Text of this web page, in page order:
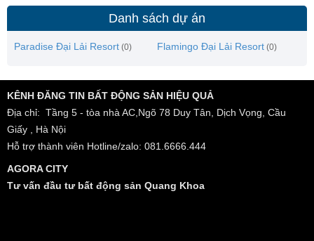
Danh sách dự án
Paradise Đại Lải Resort (0) Flamingo Đại Lải Resort (0)
KÊNH ĐĂNG TIN BẤT ĐỘNG SẢN HIỆU QUẢ
Địa chỉ: Tầng 5 - tòa nhà AC,Ngõ 78 Duy Tân, Dịch Vọng, Cầu
Giấy , Hà Nội
Hỗ trợ thành viên Hotline/zalo: 081.6666.444
AGORA CITY
Tư vấn đầu tư bất động sản Quang Khoa